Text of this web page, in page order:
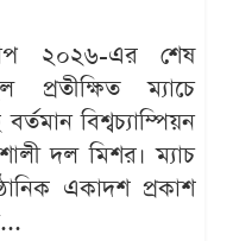
২০২৬-এর শেষ
ম্যাচে
বিশ্বচ্যাম্পিয়ন
দল মিশর। ম্যাচ
একাদশ প্রকাশ